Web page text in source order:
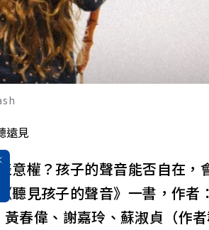
遠見
意權？孩子的聲音能否自在，
聽見孩子的聲音》一書，作者
春偉、謝嘉玲、蘇淑貞（作